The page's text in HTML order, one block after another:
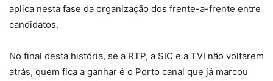
aplica nesta fase da organização dos frente-a-frente entre
candidatos.
No final desta história, se a RTP, a SIC e a TVI não voltarem
atrás, quem fica a ganhar é o Porto canal que já marcou